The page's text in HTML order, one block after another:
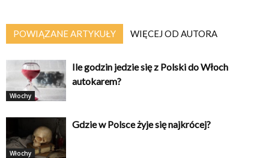
POWIĄZANE ARTYKUŁY WIĘCEJ OD AUTORA
Włochy
Ile godzin jedzie się z Polski do Włoch
autokarem?
Włochy
Gdzie w Polsce żyje się najkrócej?